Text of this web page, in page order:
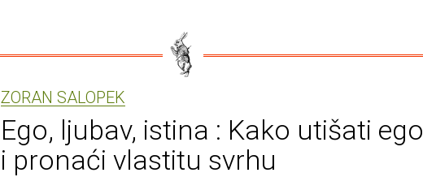
ZORAN SALOPEK
Ego, ljubav, istina : Kako utišati ego
i pronaći vlastitu svrhu